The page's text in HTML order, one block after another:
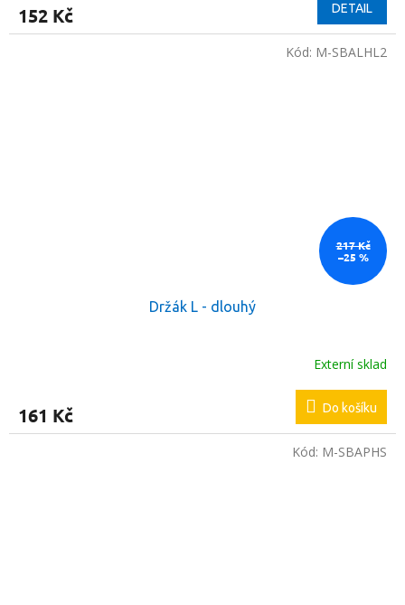
152 Kč DETAIL
217 Kč
–25 %
Držák L - dlouhý
Externí sklad
161 Kč Do košíku
Kód: M-SBALHL2
Kód: M-SBAPHS